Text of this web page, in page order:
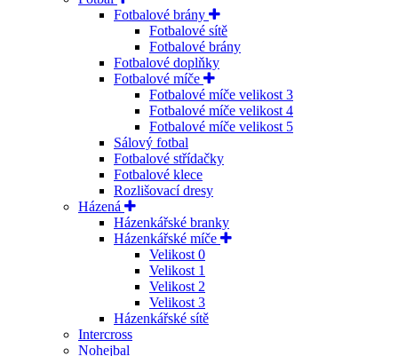
Fotbalové brány
Fotbalové sítě
Fotbalové brány
Fotbalové doplňky
Fotbalové míče
Fotbalové míče velikost 3
Fotbalové míče velikost 4
Fotbalové míče velikost 5
Sálový fotbal
Fotbalové střídačky
Fotbalové klece
Rozlišovací dresy
Házená
Házenkářské branky
Házenkářské míče
Velikost 0
Velikost 1
Velikost 2
Velikost 3
Házenkářské sítě
Intercross
Nohejbal